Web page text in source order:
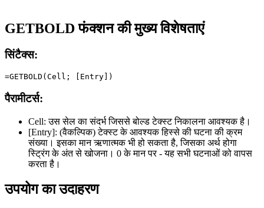
GETBOLD फंक्शन की मुख्य विशेषताएं
सिंटैक्स:
पैरामीटर्स:
Cell: उस सेल का संदर्भ जिससे बोल्ड टेक्स्ट निकालना आवश्यक है।
[Entry]: (वैकल्पिक) टेक्स्ट के आवश्यक हिस्से की घटना की क्रम
संख्या। इसका मान ऋणात्मक भी हो सकता है, जिसका अर्थ होगा
स्ट्रिंग के अंत से खोजना। 0 के मान पर - यह सभी घटनाओं को वापस
करता है।
उपयोग का उदाहरण